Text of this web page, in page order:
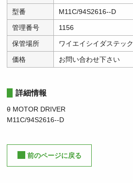
型番 M11C/94S2616--D
管理番号 1156
保管場所 ワイエイシイダステック
価格 お問い合わせ下さい
詳細情報
θ MOTOR DRIVER
M11C/94S2616--D
前のページに戻る